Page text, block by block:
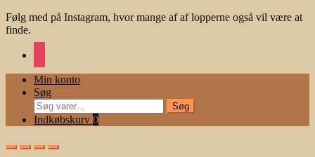
Følg med på Instagram, hvor mange af af lopperne også vil være at
finde.
Min konto
Søg
Søg
efter:
Søg
Indkøbskurv 0